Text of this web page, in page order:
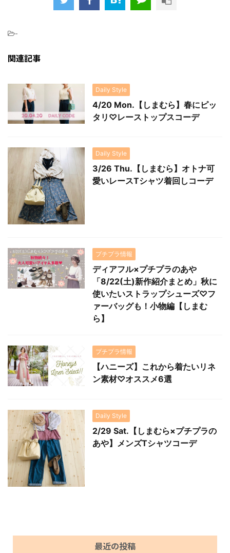
-
関連記事
Daily Style
4/20 Mon.【しまむら】春にピッ
タリ♡レーストップスコーデ
Daily Style
3/26 Thu.【しまむら】オトナ可
愛いレースTシャツ着回しコーデ
プチプラ情報
ディアフル×プチプラのあや
「8/22(土)新作紹介まとめ」秋に
使いたいストラップシューズ♡フ
ァーバッグも！小物編【しまむ
ら】
プチプラ情報
【ハニーズ】これから着たいリネ
ン素材♡オススメ6選
Daily Style
2/29 Sat.【しまむら×プチプラの
あや】メンズTシャツコーデ
最近の投稿